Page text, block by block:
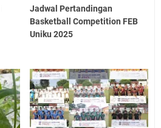
Jadwal Pertandingan
Basketball Competition FEB
Uniku 2025